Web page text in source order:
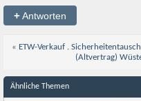
+Antworten
« ETW-Verkauf .
(Altvertrag)
Ähnliche Themen